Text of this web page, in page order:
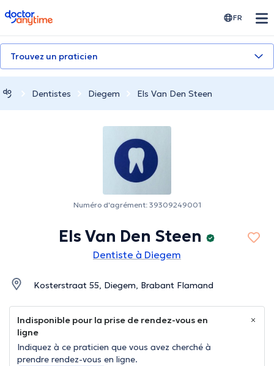
doctoranytime FR
Trouvez un praticien
Dentistes Diegem Els Van Den Steen
Numéro d'agrément: 39309249001
Els Van Den Steen
Dentiste à Diegem
Kosterstraat 55, Diegem, Brabant Flamand
Indisponible pour la prise de rendez-vous en
ligne
Indiquez à ce praticien que vous avez cherché à
prendre rendez-vous en ligne.